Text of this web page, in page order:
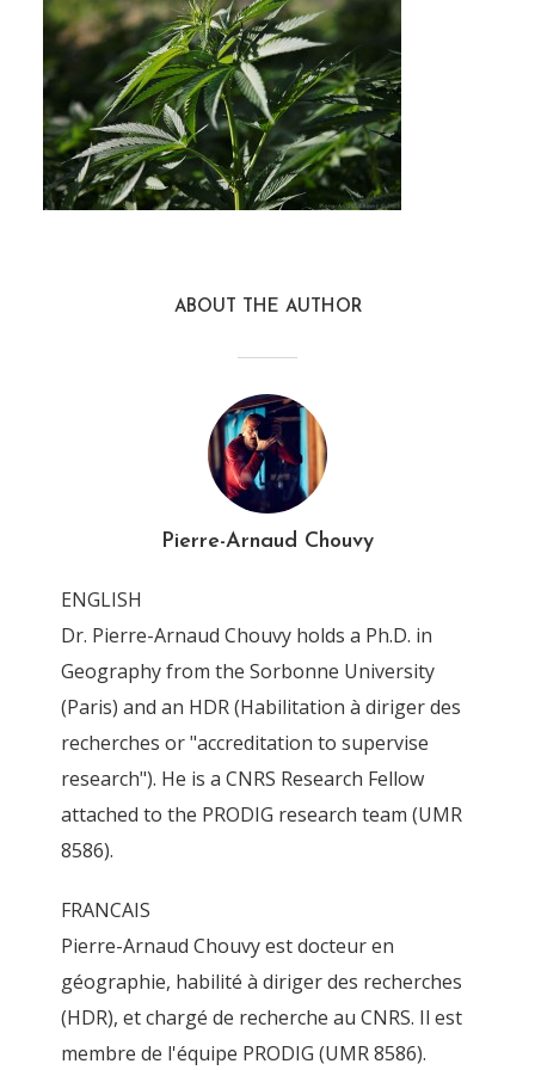
IMG_0007_DxO_Khardala
13 April 2016
ABOUT THE AUTHOR
Pierre-Arnaud Chouvy
ENGLISH
Dr. Pierre-Arnaud Chouvy holds a Ph.D. in
Geography from the Sorbonne University
(Paris) and an HDR (Habilitation à diriger des
recherches or "accreditation to supervise
research"). He is a CNRS Research Fellow
attached to the PRODIG research team (UMR
8586).
FRANCAIS
Pierre-Arnaud Chouvy est docteur en
géographie, habilité à diriger des recherches
(HDR), et chargé de recherche au CNRS. Il est
membre de l'équipe PRODIG (UMR 8586).